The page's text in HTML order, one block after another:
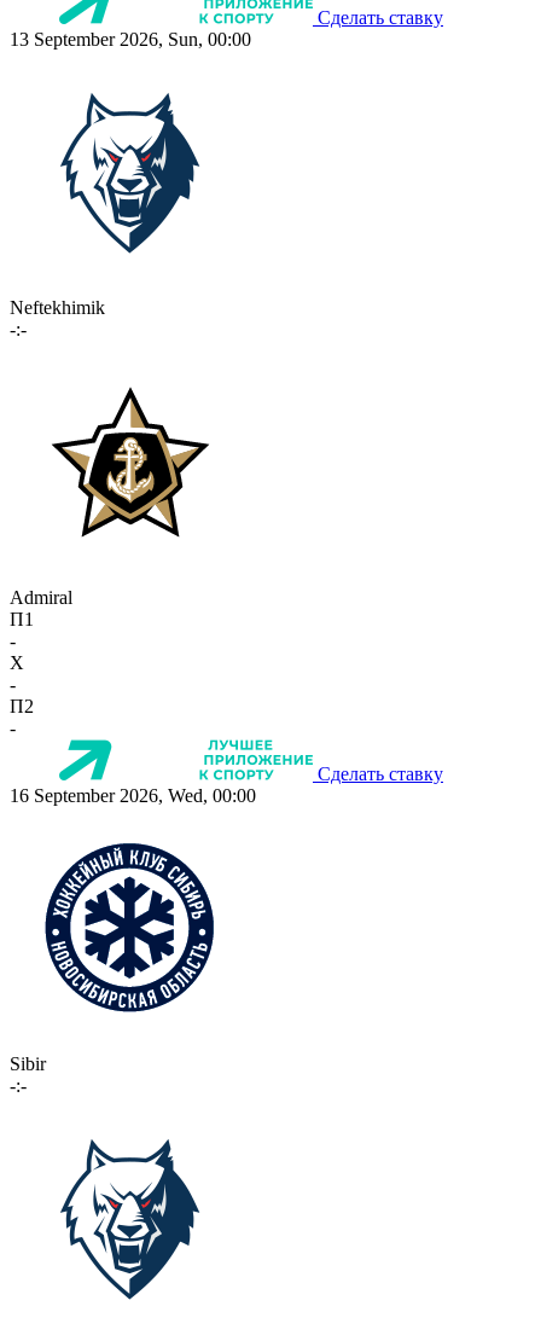
Сделать ставку
13 September 2026, Sun, 00:00
Neftekhimik
-:-
Admiral
П1
-
X
-
П2
-
Сделать ставку
16 September 2026, Wed, 00:00
Sibir
-:-